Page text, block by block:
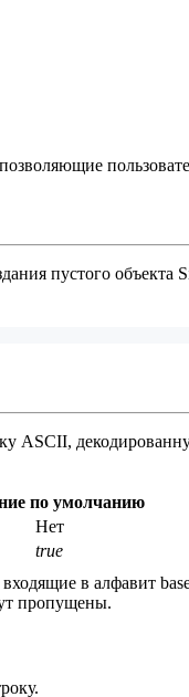
пустого объекта
ASCII,
по умолчанию
Нет
true
в алфавит
пропущены.